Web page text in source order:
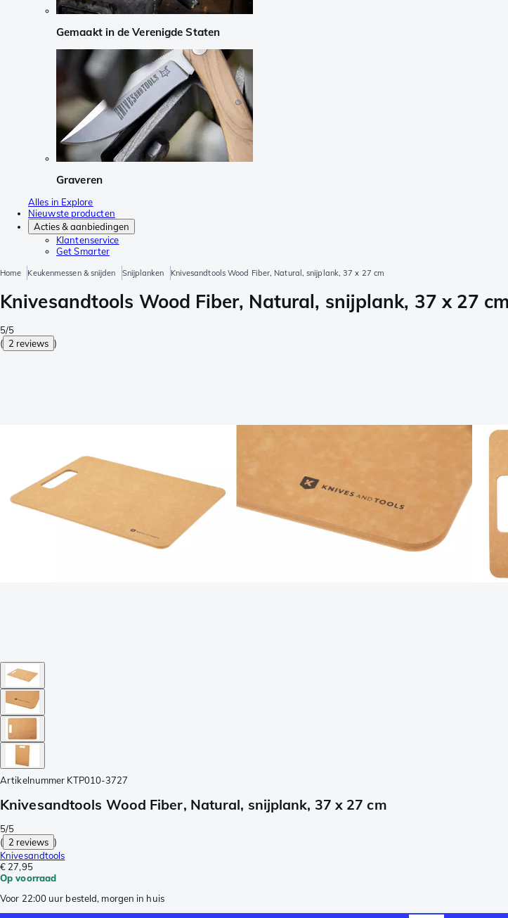
Gemaakt in de Verenigde Staten
Graveren
Alles in Explore
Nieuwste producten
Acties & aanbiedingen
Klantenservice
Get Smarter
Home Keukenmessen & snijden Snijplanken Knivesandtools Wood Fiber, Natural, snijplank, 37 x 27 cm
Knivesandtools Wood Fiber, Natural, snijplank, 37 x 27 cm
5/5
( 2 reviews )
Artikelnummer KTP010-3727
Knivesandtools Wood Fiber, Natural, snijplank, 37 x 27 cm
5/5
( 2 reviews )
Knivesandtools
€ 27,95
Op voorraad
Voor 22:00 uur besteld, morgen in huis